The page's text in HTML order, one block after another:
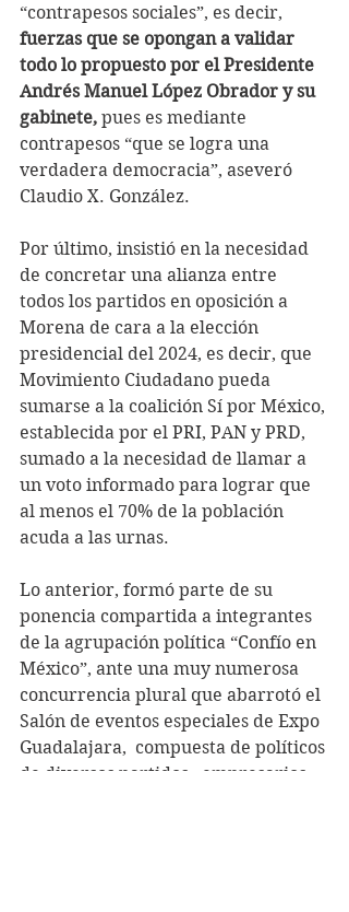
“contrapesos sociales”, es decir,
fuerzas que se opongan a validar
todo lo propuesto por el Presidente
Andrés Manuel López Obrador y su
gabinete, pues es mediante
contrapesos “que se logra una
verdadera democracia”, aseveró
Claudio X. González.
Por último, insistió en la necesidad
de concretar una alianza entre
todos los partidos en oposición a
Morena de cara a la elección
presidencial del 2024, es decir, que
Movimiento Ciudadano pueda
sumarse a la coalición Sí por México,
establecida por el PRI, PAN y PRD,
sumado a la necesidad de llamar a
un voto informado para lograr que
al menos el 70% de la población
acuda a las urnas.
Lo anterior, formó parte de su
ponencia compartida a integrantes
de la agrupación política “Confío en
México”, ante una muy numerosa
concurrencia plural que abarrotó el
Salón de eventos especiales de Expo
Guadalajara,  compuesta de políticos
de diversos partidos , empresarios ,